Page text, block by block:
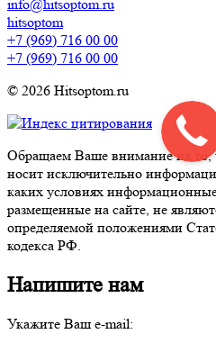
info@hitsoptom.ru
hitsoptom
+7 (969) 716 00 00
+7 (969) 716 00 00
© 2026 Hitsoptom.ru
Обращаем Ваше внимание на то,
носит исключительно
каких условиях
размещенные на сайте, не
определяемой положениями
кодекса РФ.
Напишите нам
Укажите Ваш e-mail: